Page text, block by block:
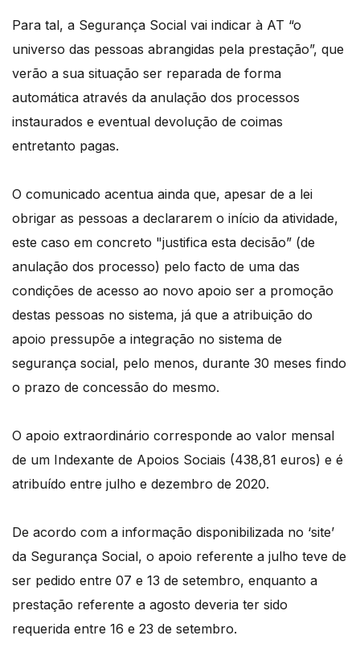
Para tal, a Segurança Social vai indicar à AT “o
universo das pessoas abrangidas pela prestação”, que
verão a sua situação ser reparada de forma
automática através da anulação dos processos
instaurados e eventual devolução de coimas
entretanto pagas.
O comunicado acentua ainda que, apesar de a lei
obrigar as pessoas a declararem o início da atividade,
este caso em concreto "justifica esta decisão” (de
anulação dos processo) pelo facto de uma das
condições de acesso ao novo apoio ser a promoção
destas pessoas no sistema, já que a atribuição do
apoio pressupõe a integração no sistema de
segurança social, pelo menos, durante 30 meses findo
o prazo de concessão do mesmo.
O apoio extraordinário corresponde ao valor mensal
de um Indexante de Apoios Sociais (438,81 euros) e é
atribuído entre julho e dezembro de 2020.
De acordo com a informação disponibilizada no ‘site’
da Segurança Social, o apoio referente a julho teve de
ser pedido entre 07 e 13 de setembro, enquanto a
prestação referente a agosto deveria ter sido
requerida entre 16 e 23 de setembro.